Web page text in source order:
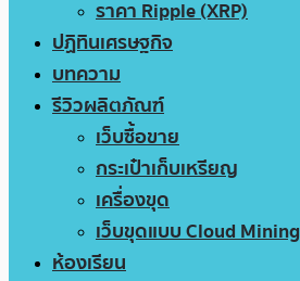
ราคา Ripple (XRP)
ปฏิทินเศรษฐกิจ
บทความ
รีวิวผลิตภัณฑ์
เว็บซื้อขาย
กระเป๋าเก็บเหรียญ
เครื่องขุด
เว็บขุดแบบ Cloud Mining
ห้องเรียน